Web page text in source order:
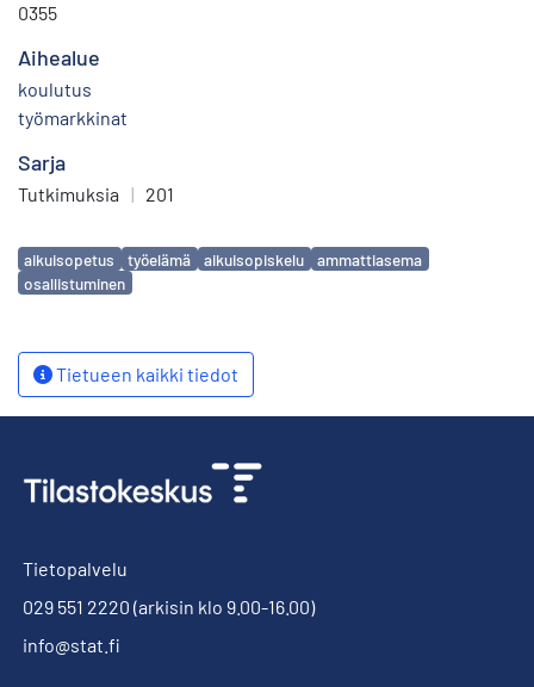
0355
Aihealue
koulutus
työmarkkinat
Sarja
Tutkimuksia | 201
Avainsanat
aikuisopetus työelämä aikuisopiskelu
ammattiasema
osallistuminen
Tietueen kaikki tiedot
Tietopalvelu
029 551 2220 (arkisin klo 9.00-16.00)
info@stat.fi